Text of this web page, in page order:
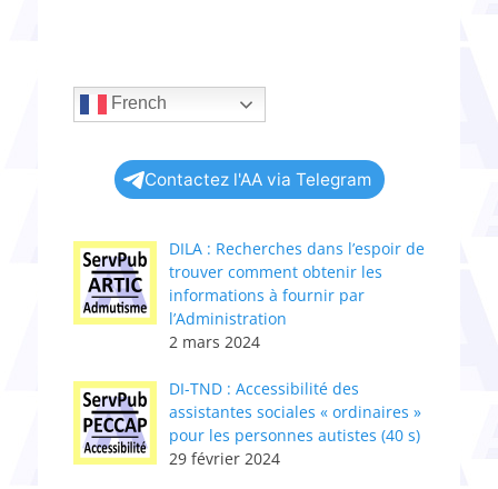
French
Contactez l'AA via Telegram
DILA : Recherches dans l’espoir de
trouver comment obtenir les
informations à fournir par
l’Administration
2 mars 2024
DI-TND : Accessibilité des
assistantes sociales « ordinaires »
pour les personnes autistes (40 s)
29 février 2024